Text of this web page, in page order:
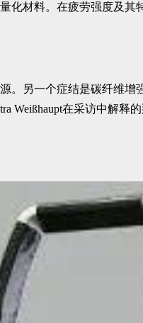
化材料。在疲劳强度及其
。另一个症结是碳纤维增
Weißhaupt在采访中解释